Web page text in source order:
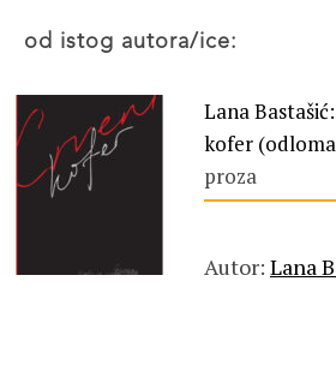
od istog autora/ice:
Lana
kofer
proza
Autor: Lana